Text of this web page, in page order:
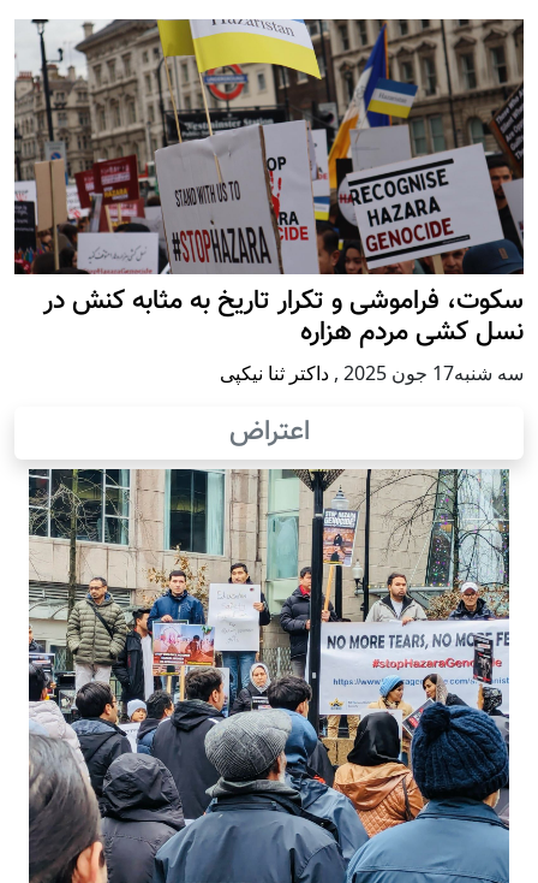
سکوت، فراموشی و تکرار تاريخ به مثابه کنش در
نسل کشی مردم هزاره
سه شنبه17 جون 2025 , داکتر ثنا نیکپی
اعتراض